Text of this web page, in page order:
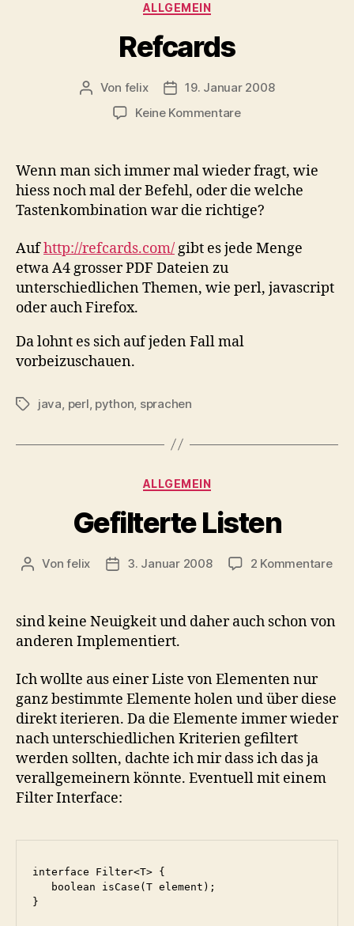
Kategorien
ALLGEMEIN
Refcards
Beitragsautor
Von felix Veröffentlichungsdatum
19. Januar 2008
Keine Kommentarezu
Wenn man sich immer mal wieder fragt, wie
hiess noch mal der Befehl, oder die welche
Tastenkombination war die richtige?
Aufhttp://refcards.com/gibt es jede Menge
etwa A4 grosser PDF Dateien zu
unterschiedlichen Themen, wie perl, javascript
oder auch Firefox.
Da lohnt es sich auf jeden Fall mal
vorbeizuschauen.
Schlagwörter
java perl python sprachen
Kategorien
ALLGEMEIN
Gefilterte Listen
Beitragsautor
Vonfelix Veröffentlichungsdatum
3. Januar 2008 2 Kommentarezu
sind keine Neuigkeit und daher auch schon von
anderen Implementiert.
Ich wollte aus einer Liste von Elementen nur
ganz bestimmte Elemente holen und über diese
direkt iterieren. Da die Elemente immer wieder
nach unterschiedlichen Kriterien gefiltert
werden sollten, dachte ich mir dass ich das ja
verallgemeinern könnte. Eventuell mit einem
Filter Interface:
interface Filter<T> {
   boolean isCase(T element);
}